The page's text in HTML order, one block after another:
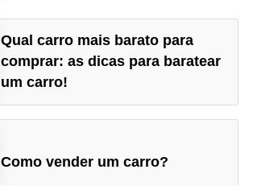
Qual carro mais barato para
comprar: as dicas para baratear
um carro!
Como vender um carro?